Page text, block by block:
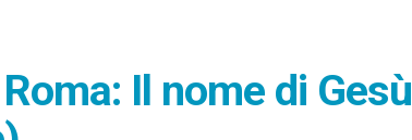
Il nome di Gesù